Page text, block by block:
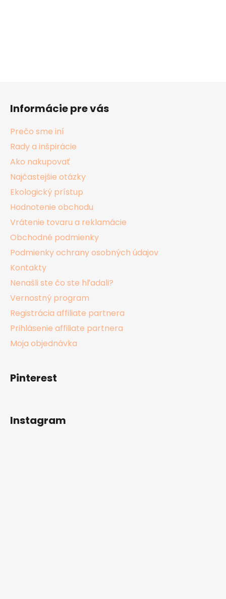
Informácie pre vás
Prečo sme iní
Rady a inšpirácie
Ako nakupovať
Najčastejšie otázky
Ekologický prístup
Hodnotenie obchodu
Vrátenie tovaru a reklamácie
Obchodné podmienky
Podmienky ochrany osobných údajov
Kontakty
Nenašli ste čo ste hľadali?
Vernostný program
Registrácia affiliate partnera
Prihlásenie affiliate partnera
Moja objednávka
Pinterest
Instagram